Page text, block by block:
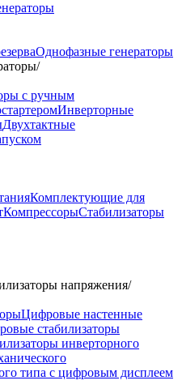
Однофазные генераторы
/
с ручным
Инверторные
Двухтактные
Комплектующие для
КомпрессорыСтабилизаторы
напряжения/
Цифровые настенные
стабилизаторы
инверторного
типа с цифровым дисплеем